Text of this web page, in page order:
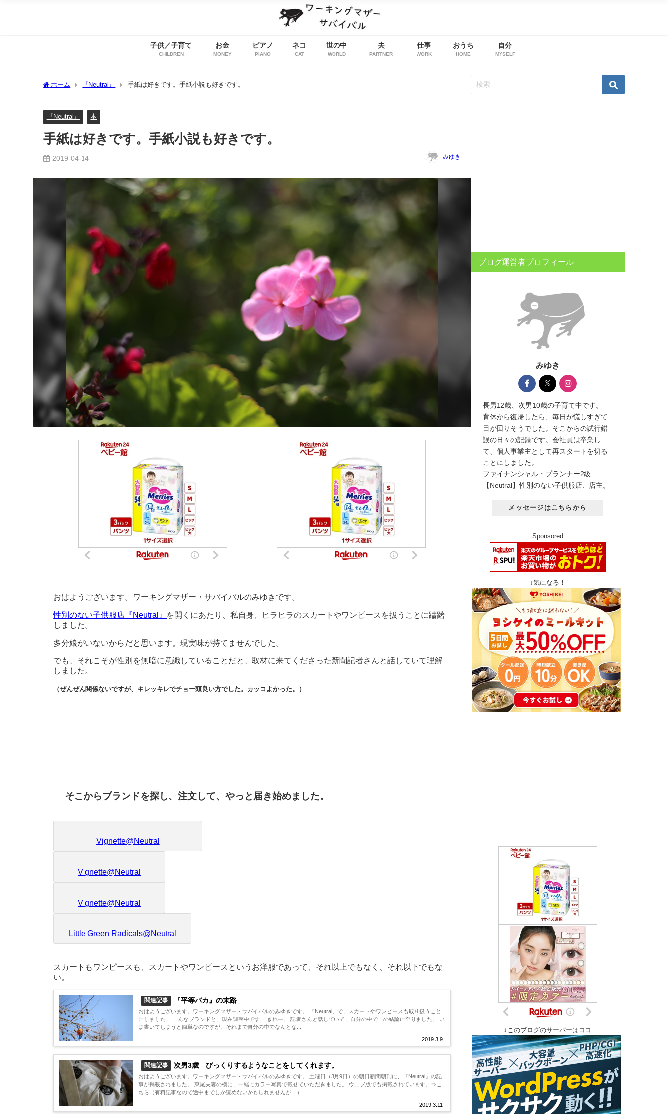
子供／子育て
CHILDREN
お金
MONEY
ピアノ
PIANO
ネコ
CAT
世の中
WORLD
夫
PARTNER
仕事
WORK
おうち
HOME
自分
MYSELF
ホーム 『Neutral』 手紙は好きです。手紙小説も好きです。
『Neutral』 本
手紙は好きです。手紙小説も好きです。
2019-04-14 みゆき
おはようございます。ワーキングマザー・サバイバルのみゆきです。
性別のない子供服店『Neutral』
を開くにあたり、私自身、ヒラヒラのスカートやワンピースを扱うことに躊躇
しました。
多分娘がいないからだと思います。現実味が持てませんでした。
でも、それこそが性別を無暗に意識していることだと、取材に来てくださった新聞記者さんと話していて理解
しました。
（ぜんぜん関係ないですが、キレッキレでチョー頭良い方でした。カッコよかった。）
そこからブランドを探し、注文して、やっと届き始めました。
Vignette@Neutral
Vignette@Neutral
Vignette@Neutral
Little Green Radicals@Neutral
スカートもワンピースも、スカートやワンピースというお洋服であって、それ以上でもなく、それ以下でもな
い。
関連記事 『平等バカ』の末路
2019.3.9
おはようございます。ワーキングマザー・サバイバルのみゆきです。 『Neutral』で、スカートやワンピースも取り扱うこと
にしました。 こんなブランドと、現在調整中です。 きれー。 記者さんと話していて、自分の中でこの結論に至りました。 い
ま書いてしまうと簡単なのですが、それまで自分の中でなんとな...
関連記事 次男3歳 びっくりするようなことをしてくれます。
2019.3.11
おはようございます。ワーキングマザー・サバイバルのみゆきです。 土曜日（3月9日）の朝日新聞朝刊に、『Neutral』の記
事が掲載されました。 東尾夫妻の横に、一緒にカラー写真で載せていただきました。 ウェブ版でも掲載されています。⇒こ
ちら（有料記事なので途中までしか読めないかもしれませんが…） ...
ブログ運営者プロフィール
みゆき
長男12歳、次男10歳の子育て中です。
育休から復帰したら、毎日が慌しすぎて
目が回りそうでした。そこからの試行錯
誤の日々の記録です。会社員は卒業し
て、個人事業主として再スタートを切る
ことにしました。
ファイナンシャル・プランナー2級
【Neutral】性別のない子供服店、店主。
メッセージはこちらから
Sponsored
↓気になる！
↓このブログのサーバーはココ